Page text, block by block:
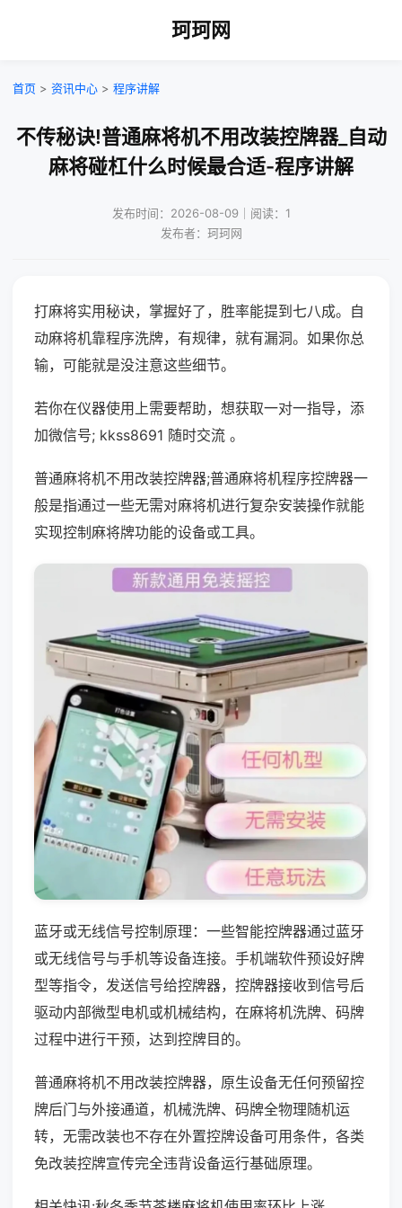
珂珂网
首页 > 资讯中心 > 程序讲解
不传秘诀!普通麻将机不用改装控牌器_自动
麻将碰杠什么时候最合适-程序讲解
发布时间：2026-08-09｜阅读：1
发布者：珂珂网
打麻将实用秘诀，掌握好了，胜率能提到七八成。自
动麻将机靠程序洗牌，有规律，就有漏洞。如果你总
输，可能就是没注意这些细节。
若你在仪器使用上需要帮助，想获取一对一指导，添
加微信号; kkss8691 随时交流 。
普通麻将机不用改装控牌器;普通麻将机程序控牌器一
般是指通过一些无需对麻将机进行复杂安装操作就能
实现控制麻将牌功能的设备或工具。
蓝牙或无线信号控制原理：一些智能控牌器通过蓝牙
或无线信号与手机等设备连接。手机端软件预设好牌
型等指令，发送信号给控牌器，控牌器接收到信号后
驱动内部微型电机或机械结构，在麻将机洗牌、码牌
过程中进行干预，达到控牌目的。
普通麻将机不用改装控牌器，原生设备无任何预留控
牌后门与外接通道，机械洗牌、码牌全物理随机运
转，无需改装也不存在外置控牌设备可用条件，各类
免改装控牌宣传完全违背设备运行基础原理。